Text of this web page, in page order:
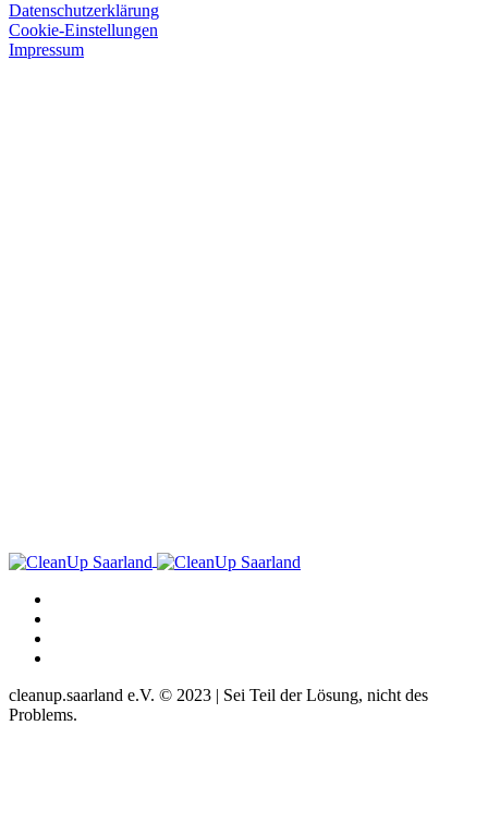
Datenschutzerklärung
Cookie-Einstellungen
Impressum
cleanup.saarland e.V. © 2023 | Sei Teil der Lösung, nicht des
Problems.